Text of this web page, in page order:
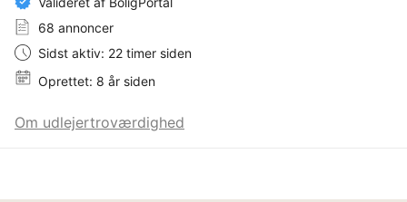
68 annoncer
Sidst aktiv: 22 timer siden
Oprettet: 8 år siden
Om udlejertroværdighed